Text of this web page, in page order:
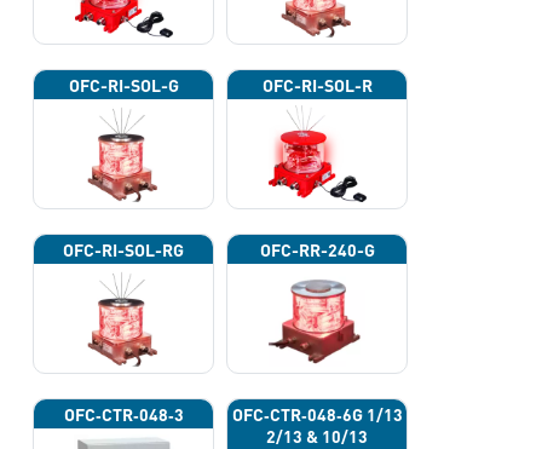
OFC-RI-SOL-G OFC-RI-SOL-R
OFC-RI-SOL-RG OFC-RR-240-G
OFC‐CTR‐048‐3
OFC‐CTR‐048‐6G 1/13
2/13 & 10/13